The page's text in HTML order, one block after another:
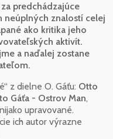
predchádzajúce
neúplných znalostí celej
ako kritika jeho
aktivít.
a naďalej zostane
z dielne O. Gáťu: Otto
Gáťa - Ostrov Man,
upravované.
ich autor výrazne